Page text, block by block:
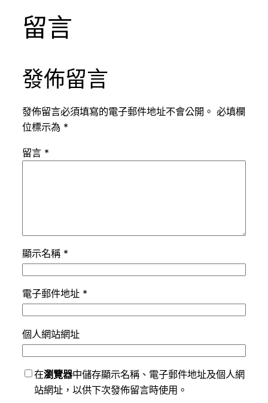
留言
發佈留言
發佈留言必須填寫的電子郵件地址不會公開。 必填欄
位標示為 *
留言 *
顯示名稱 *
電子郵件地址 *
個人網站網址
在瀏覽器中儲存顯示名稱、電子郵件地址及個人網
站網址，以供下次發佈留言時使用。